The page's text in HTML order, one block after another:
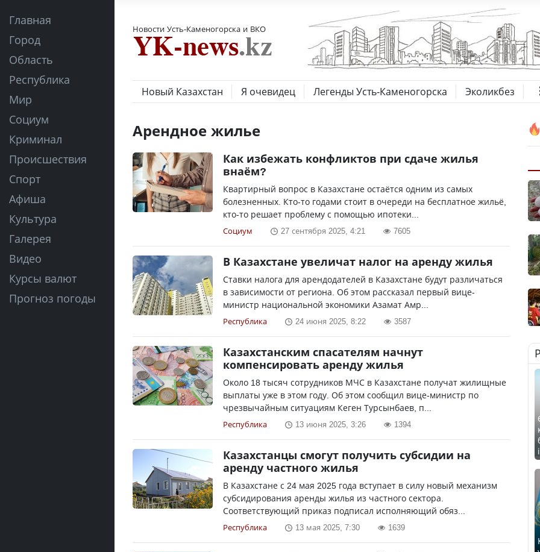
Главная
Город
Область
Республика
Мир
Социум
Криминал
Происшествия
Спорт
Афиша
Культура
Галерея
Видео
Курсы валют
Прогноз погоды
Новости Усть-Каменогорска и ВКО
Новый Казахстан Я очевидец Легенды Усть-Каменогорска Эколикбез
Арендное жилье
Как избежать конфликтов при сдаче жилья
внаём?
Квартирный вопрос в Казахстане остаётся одним из самых
болезненных. Кто-то годами стоит в очереди на бесплатное жильё,
кто-то решает проблему с помощью ипотеки...
Социум 27 сентября 2025, 4:21 7605
В Казахстане увеличат налог на аренду жилья
Ставки налога для арендодателей в Казахстане будут различаться
в зависимости от региона. Об этом рассказал первый вице-
министр национальной экономики Азамат Амр...
Республика 24 июня 2025, 8:22 3587
Казахстанским спасателям начнут
компенсировать аренду жилья
Около 18 тысяч сотрудников МЧС в Казахстане получат жилищные
выплаты уже в этом году. Об этом сообщил вице-министр по
чрезвычайным ситуациям Кеген Турсынбаев, п...
Республика 13 июня 2025, 3:26 1394
Казахстанцы смогут получить субсидии на
аренду частного жилья
В Казахстане с 24 мая 2025 года вступает в силу новый механизм
субсидирования аренды жилья из частного сектора.
Соответствующий приказ подписал исполняющий обяз...
Республика 13 мая 2025, 7:30 1639